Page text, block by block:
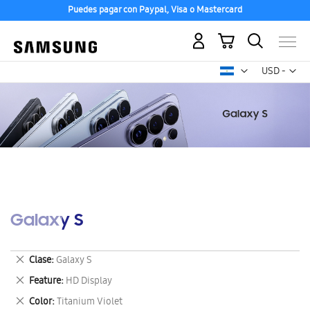
Puedes pagar con Paypal, Visa o Mastercard
USD -
dólar
Mi carrito
Galaxy S
Clase Galaxy S
Eliminar
este
artículo
Feature HD Display
Eliminar
este
Color Titanium Violet
Eliminar